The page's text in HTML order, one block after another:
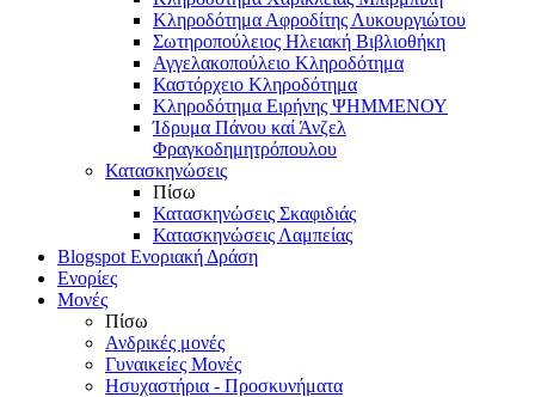
Κληροδότημα Αφροδίτης Λυκουργιώτου
Σωτηροπούλειος Ηλειακή Βιβλιοθήκη
Αγγελακοπούλειο Κληροδότημα
Καστόρχειο Κληροδότημα
Κληροδότημα Ειρήνης ΨΗΜΜΕΝΟΥ
Ίδρυμα Πάνου καί Άνζελ
Φραγκοδημητρόπουλου
Κατασκηνώσεις
Πίσω
Κατασκηνώσεις Σκαφιδιάς
Κατασκηνώσεις Λαμπείας
Blogspot Ενοριακή Δράση
Ενορίες
Μονές
Πίσω
Ανδρικές μονές
Γυναικείες Μονές
Ησυχαστήρια - Προσκυνήματα